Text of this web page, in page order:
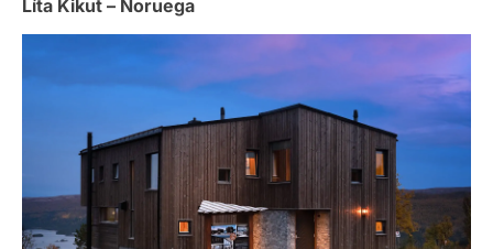
Líta Kikut – Noruega